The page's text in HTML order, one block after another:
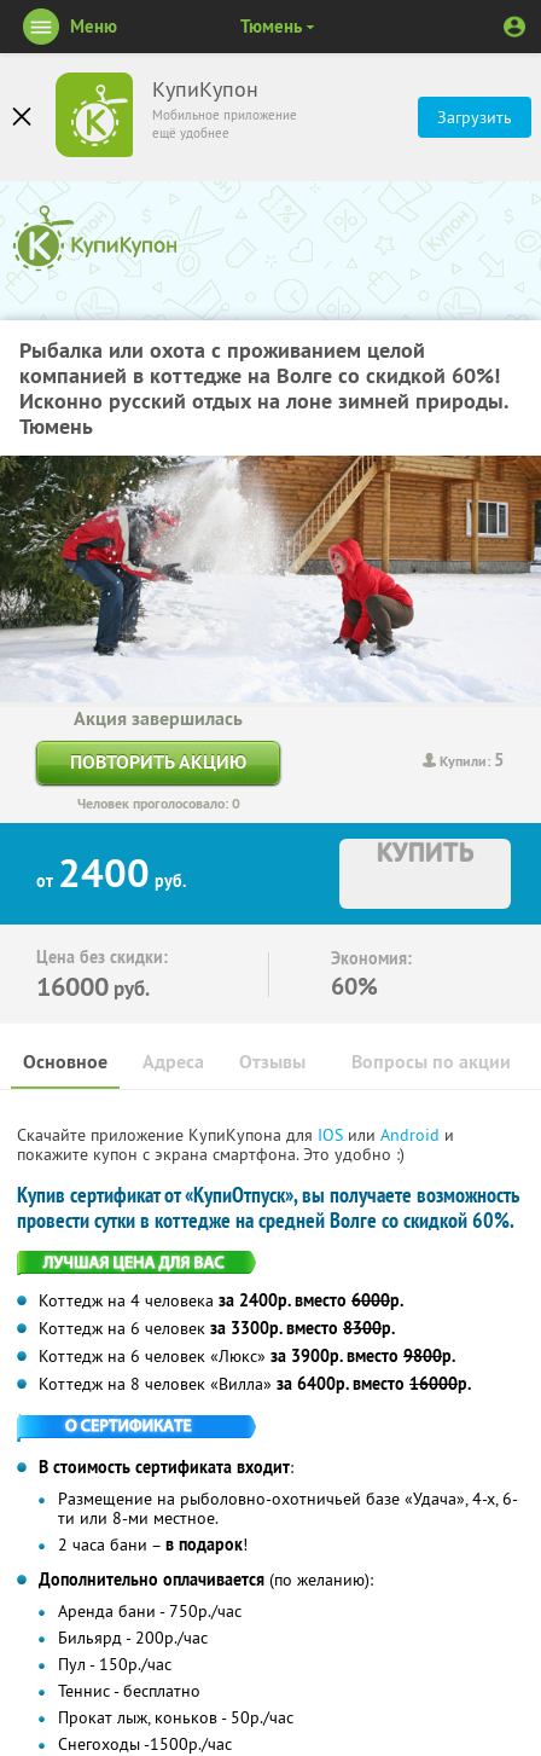
КупиКупон
Мобильное приложение
ещё удобнее
Загрузить
Меню Тюмень
Рыбалка или охота с проживанием целой
компанией в коттедже на Волге со скидкой 60%!
Исконно русский отдых на лоне зимней природы.
Тюмень
Купили: 5
Акция завершилась
ПОВТОРИТЬ АКЦИЮ
Человек проголосовало: 0
от 2400 руб.
КУПИТЬ
Цена без скидки:
16000 руб.
Экономия:
60%
Основное Отзывы Вопросы по акции
Адреса
Скачайте приложение КупиКупона для IOS или Android и
покажите купон с экрана смартфона. Это удобно :)
Купив сертификат от «КупиОтпуск», вы получаете возможность
провести сутки в коттедже на средней Волге со скидкой 60%.
Коттедж на 4 человека за 2400р. вместо 6000р.
Коттедж на 6 человек за 3300р. вместо 8300р.
Коттедж на 6 человек «Люкс» за 3900р. вместо 9800р.
Коттедж на 8 человек «Вилла» за 6400р. вместо 16000р.
В стоимость сертификата входит:
Размещение на рыболовно-охотничьей базе «Удача», 4-х, 6-
ти или 8-ми местное.
2 часа бани – в подарок!
Дополнительно оплачивается (по желанию):
Аренда бани - 750р./час
Бильярд - 200р./час
Пул - 150р./час
Теннис - бесплатно
Прокат лыж, коньков - 50р./час
Снегоходы -1500р./час